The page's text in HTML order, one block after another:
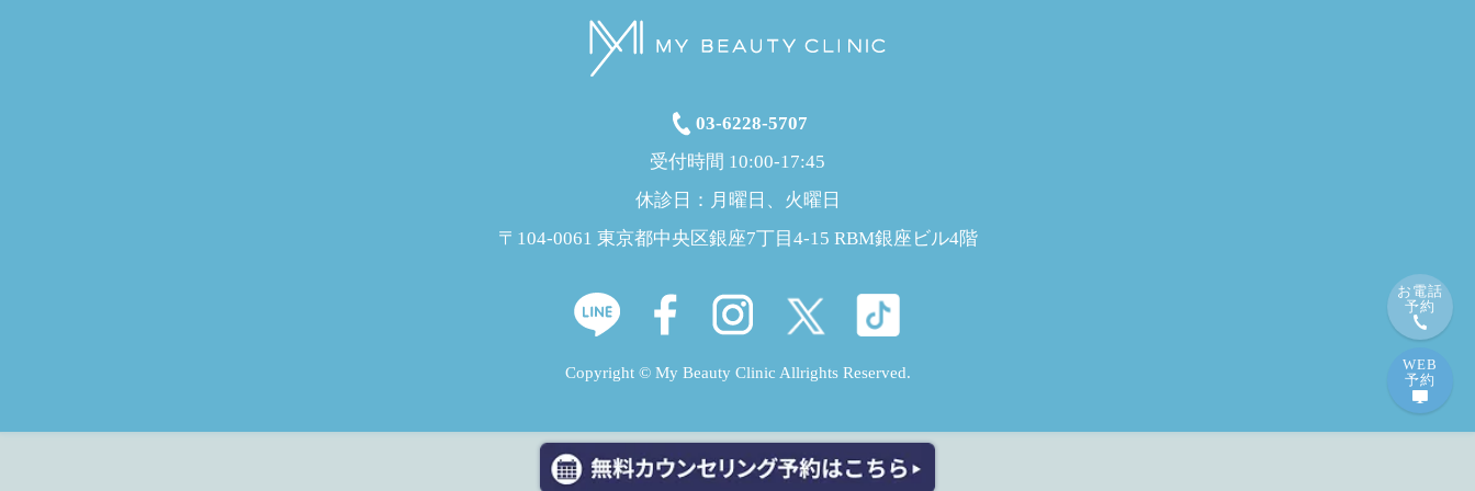
お電話
予約
WEB
予約
03-6228-5707
受付時間 10:00-17:45
休診日：月曜日、火曜日
〒104-0061 東京都中央区銀座7丁目4-15 RBM銀座ビル4階
Copyright © My Beauty Clinic Allrights Reserved.